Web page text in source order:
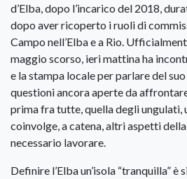
d’Elba, dopo l’incarico del 2018,
dopo aver ricoperto i ruoli di
Campo nell’Elba e a Rio.
maggio scorso, ieri mattina ha
e la stampa locale per parlare del
questioni ancora aperte da
prima fra tutte, quella degli ungulati,
coinvolge, a catena, altri aspetti
necessario lavorare.
Definire l’Elba un’isola “tranquilla” è